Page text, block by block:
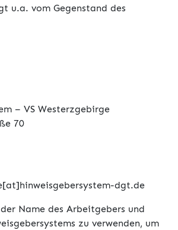
u.a. vom Gegenstand des
– VS Westerzgebirge
70
dgt.de
Name des Arbeitgebers und
zu verwenden, um